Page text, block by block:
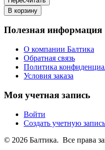
В корзину
Полезная информация
О компании Балтика
Обратная связь
Политика
Условия заказа
Моя учетная запись
Войти
Создать учетную запись
© 2026 Балтика. Все права